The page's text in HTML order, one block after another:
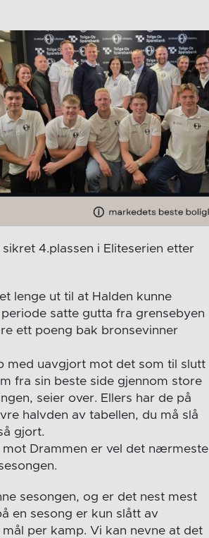
4.plassen i Eliteserien etter
lenge ut til at Halden kunne
satte gutta fra grensebyen
ett poeng bak bronsevinner
med uavgjort mot det som til slutt
fra sin beste side gjennom store
seier over. Ellers har de på
halvden av tabellen, du må slå
gjort.
mot Drammen er vel det nærmeste
sesongen, og er det nest mest
en sesong er kun slått av
mål per kamp. Vi kan nevne at det